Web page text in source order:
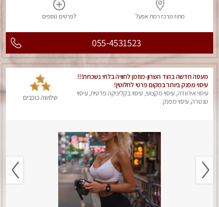
מחוז מרכזרמת אפעל לפרטים נוספים
055-4531523
מעסה חדשה בהוד השרון-מוזמן לחוויה בלתי נשכחת!!!
עיסוי מפנק ביותר במקום פרטי לחלוטין!
עיסוי אירוודה, עיסוי מקצועי, עיסוי בקליניקה פרטית, עיסוי
טנטרה, עיסוי מפנק
שלושה כוכבים